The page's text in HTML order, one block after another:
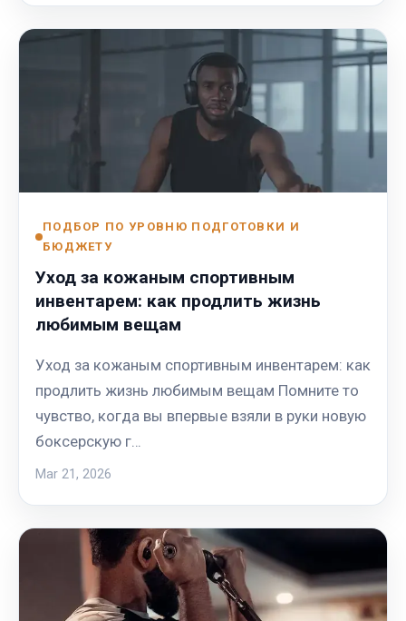
ПОДБОР ПО УРОВНЮ ПОДГОТОВКИ И
БЮДЖЕТУ
Уход за кожаным спортивным
инвентарем: как продлить жизнь
любимым вещам
Уход за кожаным спортивным инвентарем: как
продлить жизнь любимым вещам Помните то
чувство, когда вы впервые взяли в руки новую
боксерскую г…
Mar 21, 2026